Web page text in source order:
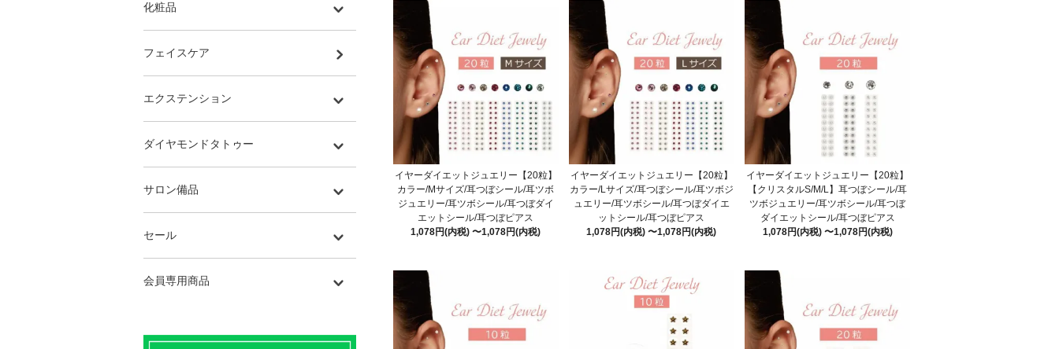
イヤーダイエットジュエリー【20粒】
カラー/Mサイズ/耳つぼシール/耳ツボ
ジュエリー/耳ツボシール/耳つぼダイ
エットシール/耳つぼピアス
1,078円(内税) 〜1,078円(内税)
イヤーダイエットジュエリー【20粒】
カラー/Lサイズ/耳つぼシール/耳ツボジ
ュエリー/耳ツボシール/耳つぼダイエ
ットシール/耳つぼピアス
1,078円(内税) 〜1,078円(内税)
イヤーダイエットジュエリー【20粒】
【クリスタルS/M/L】耳つぼシール/耳
ツボジュエリー/耳ツボシール/耳つぼ
ダイエットシール/耳つぼピアス
1,078円(内税) 〜1,078円(内税)
化粧品
フェイスケア
エクステンション
ダイヤモンドタトゥー
サロン備品
セール
会員専用商品